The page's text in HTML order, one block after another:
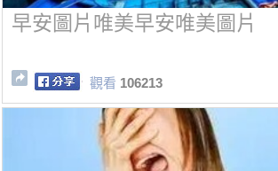
早安圖片唯美早安唯美圖片
觀看 106213